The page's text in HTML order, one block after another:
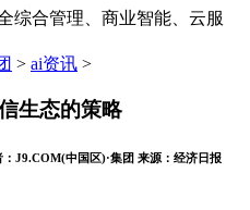
综合管理、商业智能、云服
> ai资讯 >
生态的策略
J9.COM(中国区)·集团 来源： 经济日报